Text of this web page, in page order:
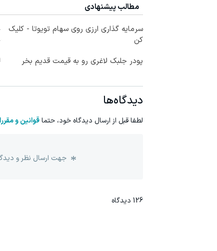
مطالب پیشنهادی
سرمایه گذاری ارزی روی سهام تویوتا - کلیک
کن
پودر جلبک لاغری رو به قیمت قدیم بخر
دیدگاه‌ها
لطفا قبل از ارسال دیدگاه خود، حتماقوانین و
جهت ارسال نظر و
126 دیدگاه